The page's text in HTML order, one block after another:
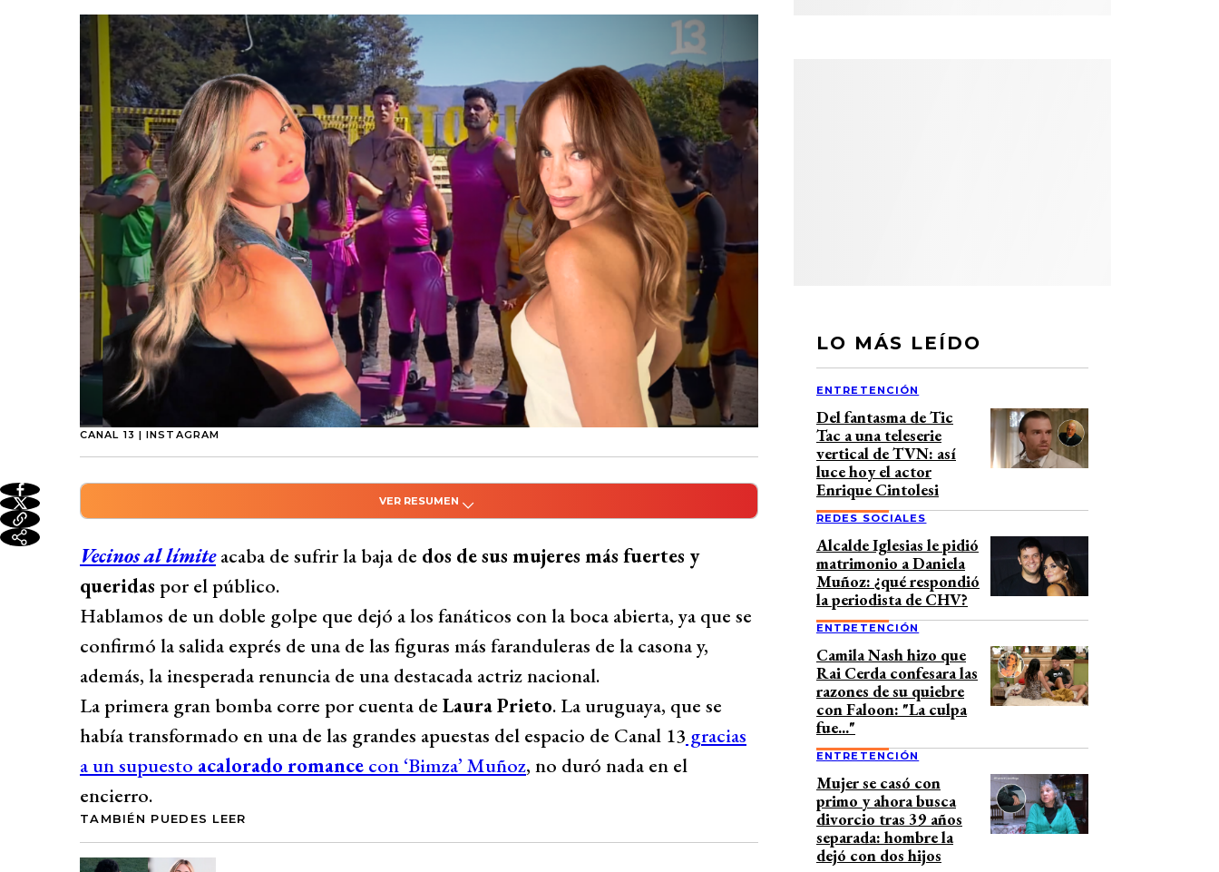
CANAL 13 | INSTAGRAM
VER RESUMEN
Vecinos al Límite se ve sacudido por la salida repentina de dos de sus destacadas
integrantes. Laura Prieto fue eliminada tras perder un desafío contra Joe Lourenço,
mientras que Alejandra Fosalba dejó el reality debido a una lesión. La uruguaya y la
actriz nacional eran figuras queridas por el público, generando sorpresa y
preocupación entre los seguidores del programa. A pesar de las bajas, se informa que
Fosalba se encuentra en buenas condiciones tras el incidente.
Desarrollado por Bío Bío Comunicaciones
Vecinos al límiteacaba de sufrir la baja de dos de sus mujeres más fuertes y
queridas por el público.
Hablamos de un doble golpe que dejó a los fanáticos con la boca abierta, ya que se
confirmó la salida exprés de una de las figuras más faranduleras de la casona y,
además, la inesperada renuncia de una destacada actriz nacional.
La primera gran bomba corre por cuenta de Laura Prieto. La uruguaya, que se
había transformado en una de las grandes apuestas del espacio de Canal 13 gracias
a un supuesto acalorado romance con ‘Bimza’ Muñoz, no duró nada en el
encierro.
TAMBIÉN PUEDES LEER
LO MÁS LEÍDO
ENTRETENCIÓN
Del fantasma de Tic
Tac a una teleserie
vertical de TVN: así
luce hoy el actor
Enrique Cintolesi
REDES SOCIALES
Alcalde Iglesias le pidió
matrimonio a Daniela
Muñoz: ¿qué respondió
la periodista de CHV?
ENTRETENCIÓN
Camila Nash hizo que
Rai Cerda confesara las
razones de su quiebre
con Faloon: "La culpa
fue..."
ENTRETENCIÓN
Mujer se casó con
primo y ahora busca
divorcio tras 39 años
separada: hombre la
dejó con dos hijos